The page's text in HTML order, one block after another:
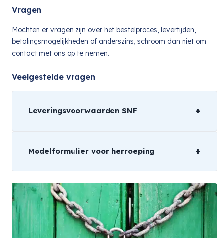
Vragen
Mochten er vragen zijn over het bestelproces, levertijden,
betalingsmogelijkheden of anderszins, schroom dan niet om
contact met ons op te nemen.
Veelgestelde vragen
Leveringsvoorwaarden SNF
Modelformulier voor herroeping